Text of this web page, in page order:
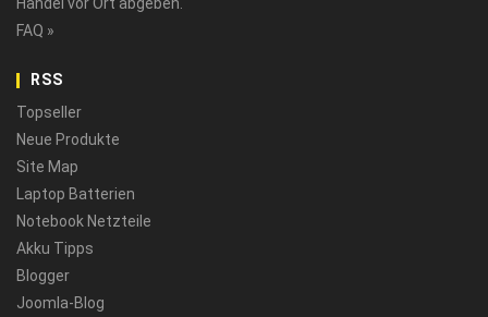
Handel vor Ort abgeben.
FAQ »
RSS
Topseller
Neue Produkte
Site Map
Laptop Batterien
Notebook Netzteile
Akku Tipps
Blogger
Joomla-Blog